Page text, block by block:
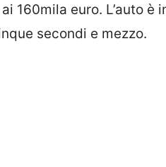
160mila euro. L’auto è
secondi e mezzo.